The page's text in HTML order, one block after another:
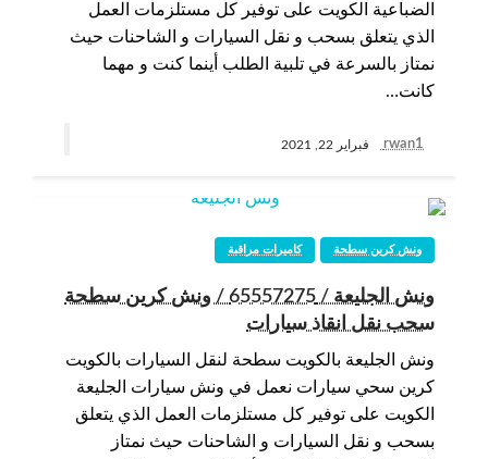
الضباعية الكويت على توفير كل مستلزمات العمل
الذي يتعلق بسحب و نقل السيارات و الشاحنات حيث
نمتاز بالسرعة في تلبية الطلب أينما كنت و مهما
كانت…
rwan1 فبراير 22, 2021
كاميرات مراقبة ونش كرين سطحة
ونش الجليعة / 65557275 / ونش كرين سطحة
سحب نقل انقاذ سيارات
ونش الجليعة بالكويت سطحة لنقل السيارات بالكويت
كرين سحي سيارات نعمل في ونش سيارات الجليعة
الكويت على توفير كل مستلزمات العمل الذي يتعلق
بسحب و نقل السيارات و الشاحنات حيث نمتاز